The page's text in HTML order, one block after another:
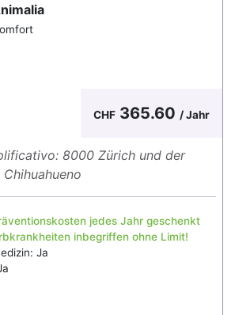
CHF 365.60 / Jahr
8000 Zürich und der
jedes Jahr geschenkt
inbegriffen ohne Limit!
Ja